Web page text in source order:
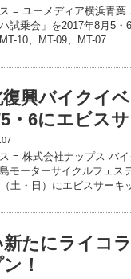
= ユーメディア横浜青
ハ試乗会」を2017年8月5
10、MT-09、MT-07
興バイクイ
・6にエビス
= 株式会社ナップス バ
モーターサイクルフェス
土・日）にエビスサーキ
新たにライコ
！